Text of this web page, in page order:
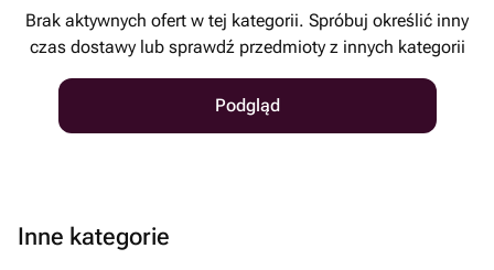
Brak aktywnych ofert w tej kategorii. Spróbuj określić inny
czas dostawy lub sprawdź przedmioty z innych kategorii
Podgląd
Inne kategorie